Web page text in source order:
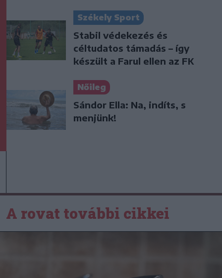
Székely Sport
Stabil védekezés és
céltudatos támadás – így
készült a Farul ellen az FK
Nőileg
Sándor Ella: Na, indíts, s
menjünk!
A rovat további cikkei